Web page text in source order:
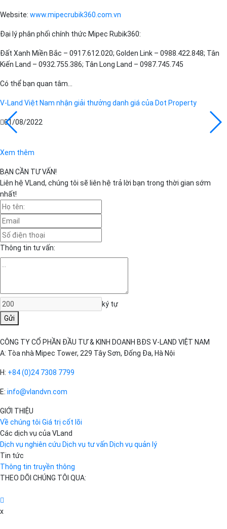
Website: www.mipecrubik360.com.vn
Đại lý phân phối chính thức Mipec Rubik360:
Đất Xanh Miền Bắc – 0917.612.020; Golden Link – 0988.422.848; Tân
Kiến Land – 0932.755.386; Tân Long Land – 0987.745.745
Có thể bạn quan tâm...
V-Land Việt Nam nhận giải thưởng danh giá của Dot Property
01/08/2022
Xem thêm
BẠN CẦN TƯ VẤN!
Liên hệ VLand, chúng tôi sẽ liên hệ trả lời bạn trong thời gian sớm
nhất!
Thông tin tư vấn:
ký tự
Gửi
CÔNG TY CỔ PHẦN ĐẦU TƯ & KINH DOANH BĐS V-LAND VIỆT NAM
A: Tòa nhà Mipec Tower, 229 Tây Sơn, Đống Đa, Hà Nội
H: +84 (0)24 7308 7799
E: info@vlandvn.com
GIỚI THIỆU
Về chúng tôi Giá trị cốt lõi
Các dịch vụ của VLand
Dịch vụ nghiên cứu Dịch vụ tư vấn Dịch vụ quản lý
Tin tức
Thông tin truyền thông
THEO DÕI CHÚNG TÔI QUA:
x